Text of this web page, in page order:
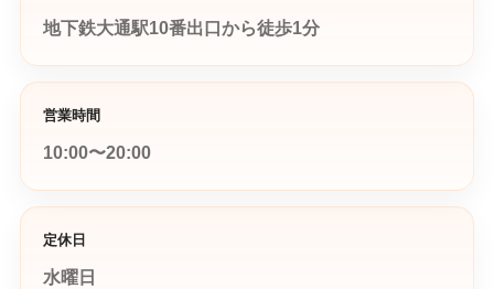
地下鉄大通駅10番出口から徒歩1分
営業時間
10:00〜20:00
定休日
水曜日